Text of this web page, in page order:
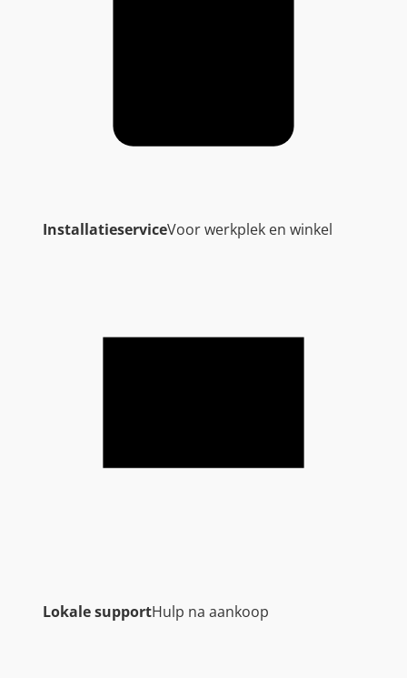
InstallatieserviceVoor werkplek en winkel
Lokale supportHulp na aankoop